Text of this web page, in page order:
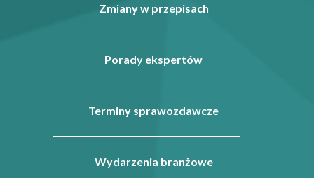
Zmiany w przepisach
Porady ekspertów
Terminy sprawozdawcze
Wydarzenia branżowe